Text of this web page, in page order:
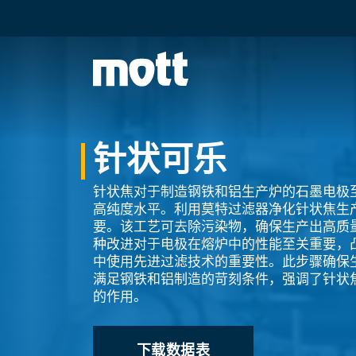
针状可乐
针状焦对于制造钢铁和铝生产炉的石墨电极
高纯度水平。利用莫特过滤器净化针状焦生
要。该工艺可去除污染物，确保生产出高质
种改进对于电极在熔炉中的性能至关重要，
中使用先进过滤技术的重要性。此步骤确保
满足钢铁和铝制造的苛刻条件，强调了针状
的作用。
下载数据表